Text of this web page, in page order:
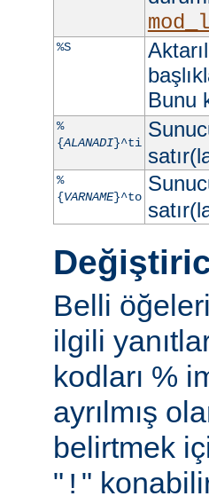
%S
Bunu
%
{ALANADI}^ti
%
{VARNAME}^to
Belli
ilgili
kodları %
ayrılmış
belirtmek
" ! "